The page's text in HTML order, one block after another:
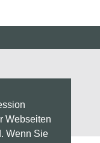
Webseiten
Wenn Sie